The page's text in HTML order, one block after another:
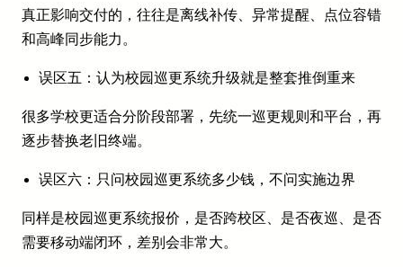
真正影响交付的，往往是离线补传、异常提醒、点位容错
和高峰同步能力。
误区五：认为校园巡更系统升级就是整套推倒重来
很多学校更适合分阶段部署，先统一巡更规则和平台，再
逐步替换老旧终端。
误区六：只问校园巡更系统多少钱，不问实施边界
同样是校园巡更系统报价，是否跨校区、是否夜巡、是否
需要移动端闭环，差别会非常大。